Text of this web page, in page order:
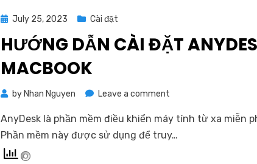
Posted
July 25, 2023 Cài đặt
HƯỚNG DẪN CÀI ĐẶT
MACBOOK
by Nhan Nguyen Leave a comment
dẫn
cài
AnyDesk là phần mềm điều khiển máy tính từ xa miễn
Phần mềm này được sử dụng để truy…